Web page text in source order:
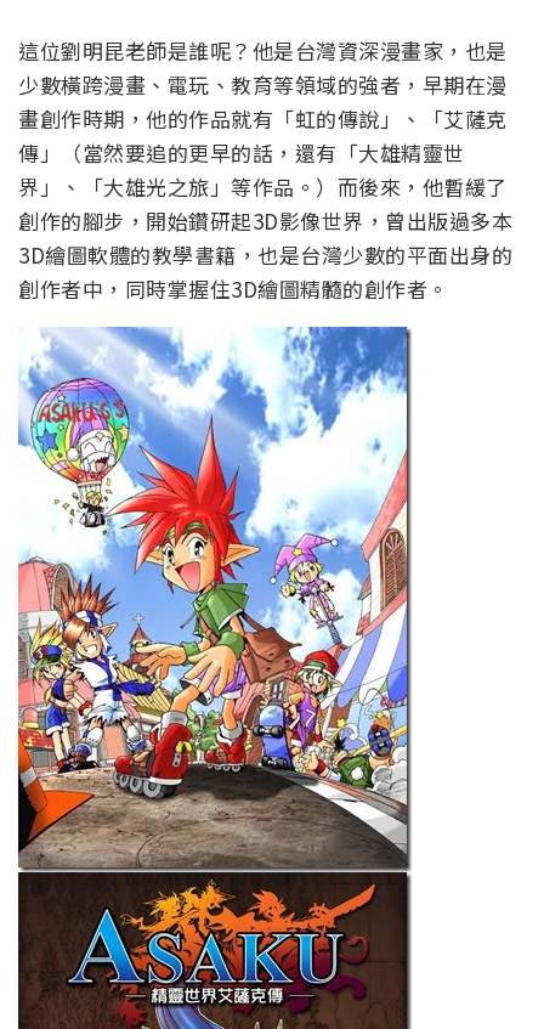
這位劉明昆老師是誰呢？他是台灣資深漫畫家，也是
少數橫跨漫畫、電玩、教育等領域的強者，早期在漫
畫創作時期，他的作品就有「虹的傳說」、「艾薩克
傳」（當然要追的更早的話，還有「大雄精靈世
界」、「大雄光之旅」等作品。）而後來，他暫緩了
創作的腳步，開始鑽研起3D影像世界，曾出版過多本
3D繪圖軟體的教學書籍，也是台灣少數的平面出身的
創作者中，同時掌握住3D繪圖精髓的創作者。